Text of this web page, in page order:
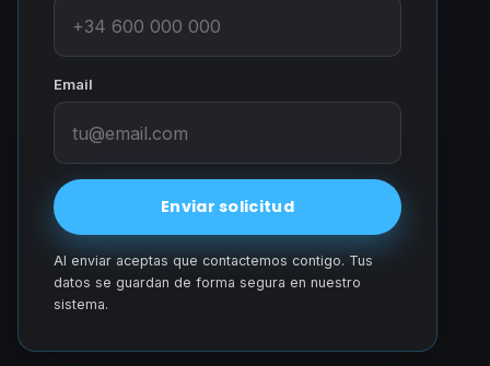
Email
Enviar solicitud
Al enviar aceptas que contactemos contigo. Tus
datos se guardan de forma segura en nuestro
sistema.